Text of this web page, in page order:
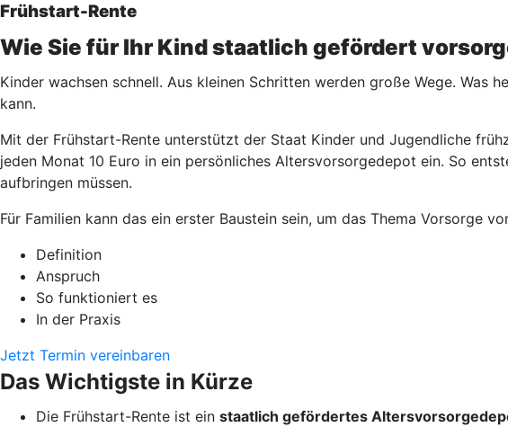
Frühstart-Rente
Wie Sie für Ihr Kind staatlich gefördert
Kinder wachsen schnell. Aus kleinen Schritten werden große Wege.
kann.
Mit der Frühstart-Rente unterstützt der Staat Kinder und Jugendliche
jeden Monat 10 Euro in ein persönliches Altersvorsorgedepot ein. So
aufbringen müssen.
Für Familien kann das ein erster Baustein sein, um das Thema Vorsorge
Definition
Anspruch
So funktioniert es
In der Praxis
Jetzt Termin vereinbaren
Das Wichtigste in Kürze
Die Frühstart-Rente ist ein staatlich gefördertes